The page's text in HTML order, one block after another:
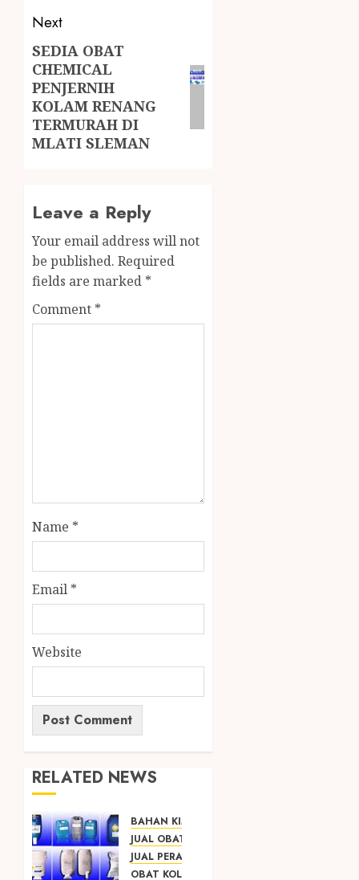
Next
SEDIA OBAT
CHEMICAL
PENJERNIH
KOLAM RENANG
TERMURAH DI
MLATI SLEMAN
Leave a Reply
Your email address will not
be published. Required
fields are marked *
Comment *
Name *
Email *
Website
RELATED NEWS
BAHAN KIMIA
JUAL OBAT PENJERNIH KOLAM JOGJA
JUAL PERALATAN KOLAM RENANG JOGJA
OBAT KOLAM RENANG